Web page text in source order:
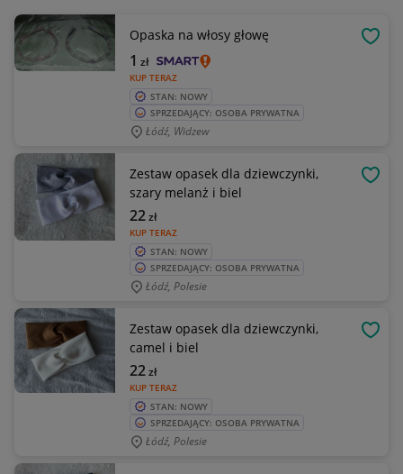
Opaska na włosy głowę
KUP TERAZ
1 zł
STAN: NOWY
SPRZEDAJĄCY: OSOBA PRYWATNA
Łódź, Widzew
Zestaw opasek dla dziewczynki,
szary melanż i biel
KUP TERAZ
22zł
STAN: NOWY
SPRZEDAJĄCY: OSOBA PRYWATNA
Łódź, Polesie
Zestaw opasek dla dziewczynki,
camel i biel
KUP TERAZ
22zł
STAN: NOWY
SPRZEDAJĄCY: OSOBA PRYWATNA
Łódź, Polesie